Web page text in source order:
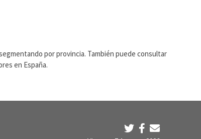
por provincia. También puede consultar
en España.